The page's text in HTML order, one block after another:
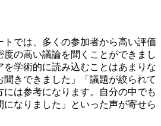
では、多くの参加者から高い評価
度の高い議論を聞くことができまし
を学術的に読み込むことはあまりな
きできました」「議題が絞られて
には参考になります。自分の中でも
なりました」といった声が寄せら